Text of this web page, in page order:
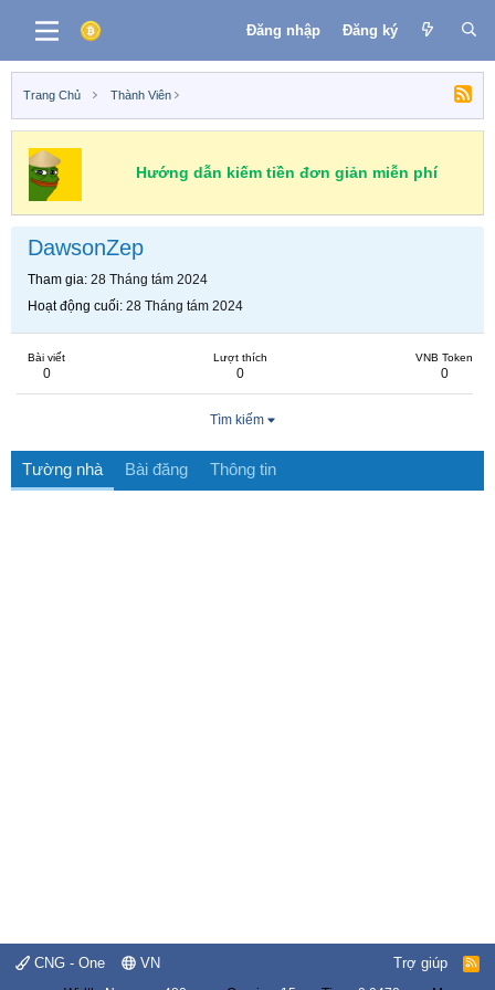
Đăng nhập Đăng ký
Trang Chủ Thành Viên
Hướng dẫn kiếm tiền đơn giản miễn phí
DawsonZep
Tham gia 28 Tháng tám 2024
Hoạt động cuối 28 Tháng tám 2024
Bài viết
0
Lượt thích
0
VNB Token
0
Tìm kiếm
Tường nhà Bài đăng Thông tin
CNG - One VN Trợ giúp
R